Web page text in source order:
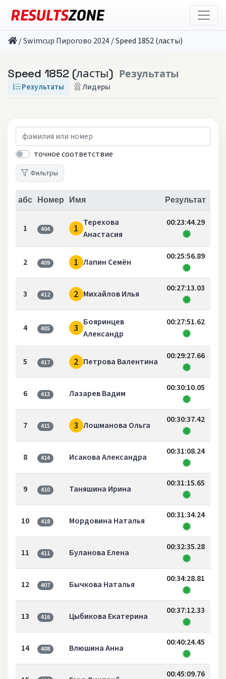
/Swimcup Пирогово 2024/Speed 1852 (ласты)
Speed 1852 (ласты) Результаты
Результаты Лидеры
точное соответствие
Фильтры
абс Номер Имя Результат
1 404 1 Терехова
Анастасия
00:23:44.29
2 409 1 Лапин Семён
00:25:56.89
3 412 2 Михайлов Илья
00:27:13.03
4 405 3 Бояринцев
Александр
00:27:51.62
5 417 2 Петрова Валентина
00:29:27.66
6 413 Лазарев Вадим
00:30:10.05
7 415 3 Лошманова Ольга
00:30:37.42
8 414 Исакова Александра
00:31:08.24
9 410 Таняшина Ирина
00:31:15.65
10 418 Мордовина Наталья
00:31:34.24
11 411 Буланова Елена
00:32:35.28
12 407 Бычкова Наталья
00:34:28.81
13 416 Цыбикова Екатерина
00:37:12.33
14 408 Влюшина Анна
00:40:24.45
00:45:09.76